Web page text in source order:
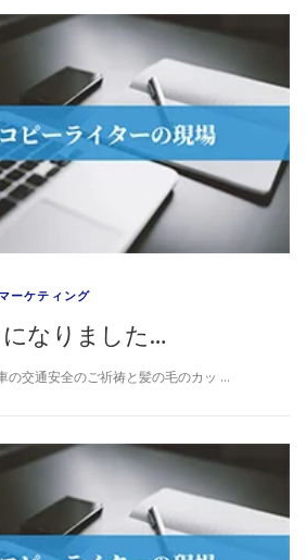
ーケティング
なりました…
の交通安全のご祈祷と髪の毛のカッ …